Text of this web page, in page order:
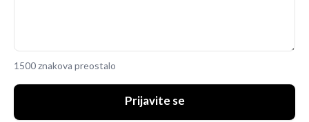
1500 znakova preostalo
Prijavite se